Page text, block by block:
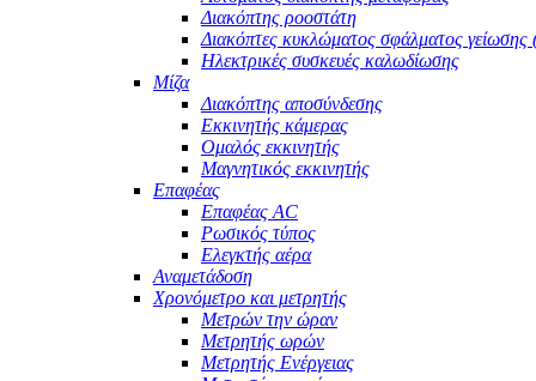
Διακόπτης ροοστάτη
Διακόπτες κυκλώματος σφάλματος
Ηλεκτρικές συσκευές καλωδίωσης
Μίζα
Διακόπτης αποσύνδεσης
Εκκινητής κάμερας
Ομαλός εκκινητής
Μαγνητικός εκκινητής
Επαφέας
Επαφέας AC
Ρωσικός τύπος
Ελεγκτής αέρα
Αναμετάδοση
Χρονόμετρο και μετρητής
Μετρών την ώραν
Μετρητής ωρών
Μετρητής Ενέργειας